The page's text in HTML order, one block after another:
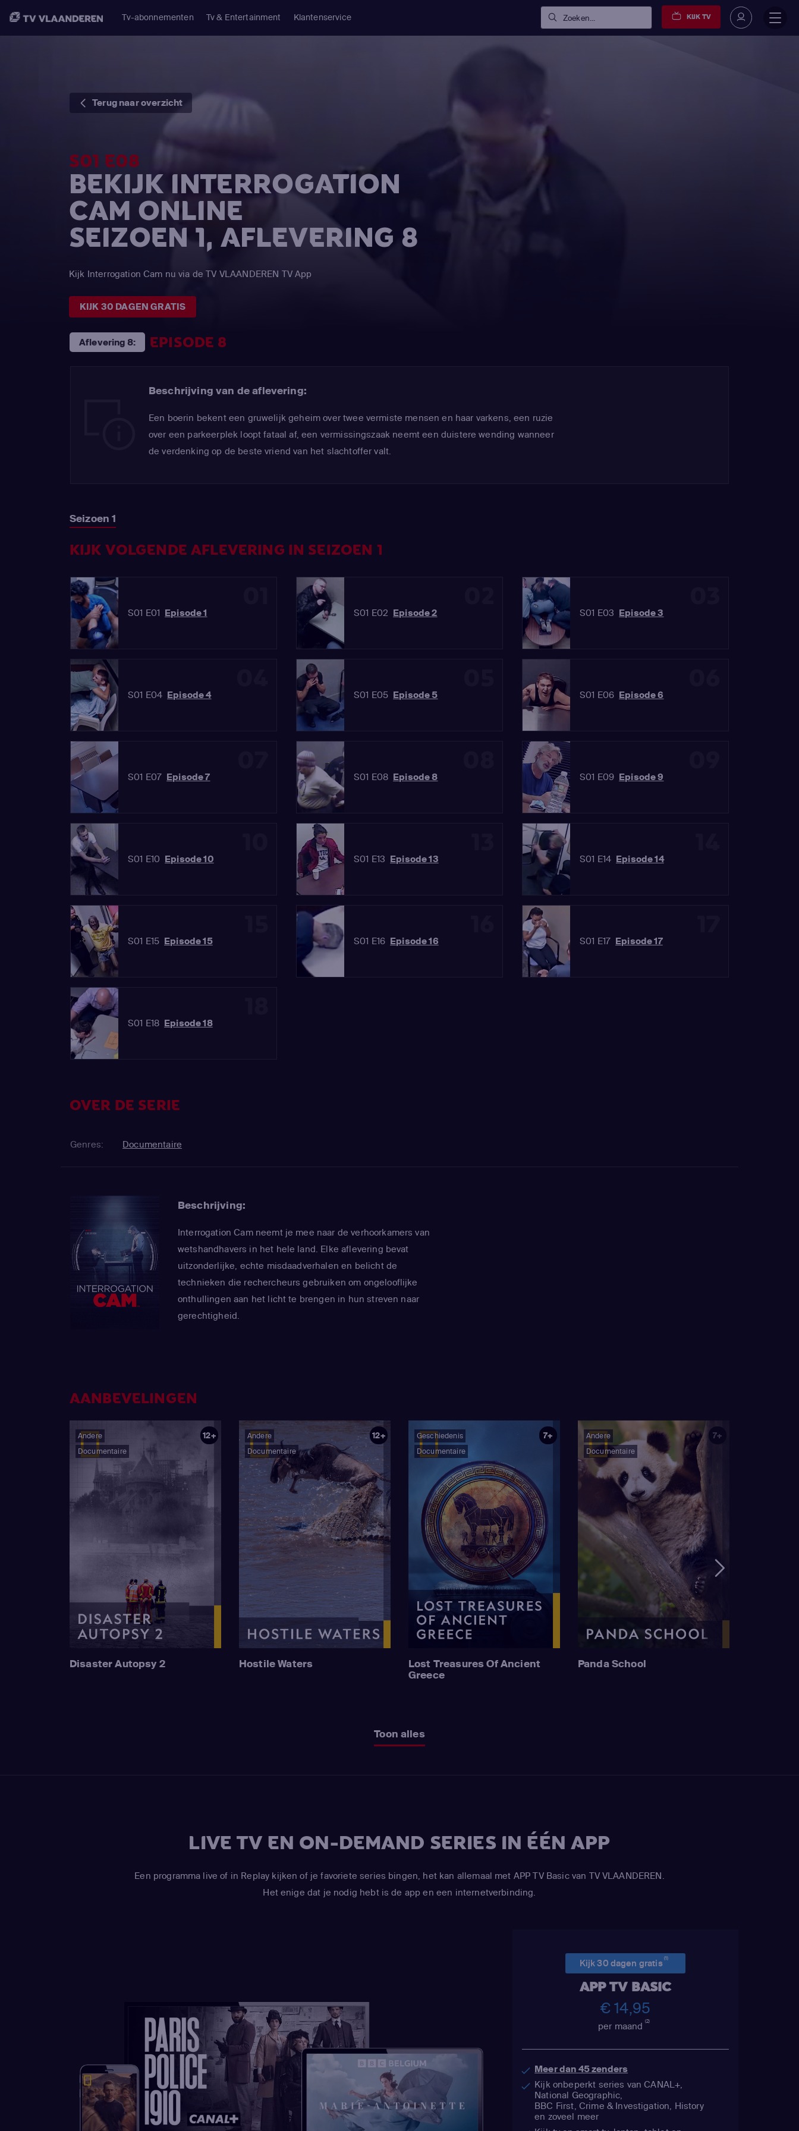
Tv-abonnementen Tv & Entertainment Klantenservice Zoeken... KIJK TV
Terug naar overzicht
S01 E08
BEKIJK INTERROGATION
CAM ONLINE
SEIZOEN 1, AFLEVERING 8
Kijk Interrogation Cam nu via de TV VLAANDEREN TV App
KIJK 30 DAGEN GRATIS
Aflevering 8: EPISODE 8
Beschrijving van de aflevering:
Een boerin bekent een gruwelijk geheim over twee vermiste mensen en haar varkens, een ruzie
over een parkeerplek loopt fataal af, een vermissingszaak neemt een duistere wending wanneer
de verdenking op de beste vriend van het slachtoffer valt.
Seizoen 1
KIJK VOLGENDE AFLEVERING IN SEIZOEN 1
S01 E01 Episode 1 S01 E02 Episode 2 S01 E03 Episode 3
S01 E04 Episode 4 S01 E05 Episode 5 S01 E06 Episode 6
S01 E07 Episode 7 S01 E08 Episode 8 S01 E09 Episode 9
S01 E10 Episode 10 S01 E13 Episode 13 S01 E14 Episode 14
S01 E15 Episode 15 S01 E16 Episode 16 S01 E17 Episode 17
S01 E18 Episode 18
OVER DE SERIE
Genres: Documentaire
Beschrijving:
Interrogation Cam neemt je mee naar de verhoorkamers van
wetshandhavers in het hele land. Elke aflevering bevat
uitzonderlijke, echte misdaadverhalen en belicht de
technieken die rechercheurs gebruiken om ongelooflijke
onthullingen aan het licht te brengen in hun streven naar
gerechtigheid.
AANBEVELINGEN
Andere
Documentaire
12+
Disaster Autopsy 2
Andere
Documentaire
12+
Hostile Waters
Geschiedenis
Documentaire
7+
Lost Treasures Of Ancient
Greece
Andere
Documentaire
7+
Panda School
Toon alles
LIVE TV EN ON-DEMAND SERIES IN ÉÉN APP
Een programma live of in Replay kijken of je favoriete series bingen, het kan allemaal met APP TV Basic van TV VLAANDEREN.
Het enige dat je nodig hebt is de app en een internetverbinding.
Kijk 30 dagen gratis(1)
APP TV BASIC
€ 14,95
per maand(2)
Meer dan 45 zenders
Kijk onbeperkt series van CANAL+,
National Geographic,
BBC First, Crime & Investigation, History
en zoveel meer